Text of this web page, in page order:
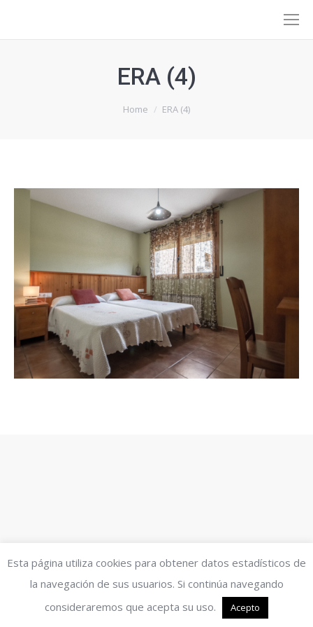
ERA (4)
Home ERA (4)
Esta página utiliza cookies para obtener datos estadísticos de
la navegación de sus usuarios. Si continúa navegando
consideraremos que acepta su uso.
Acepto